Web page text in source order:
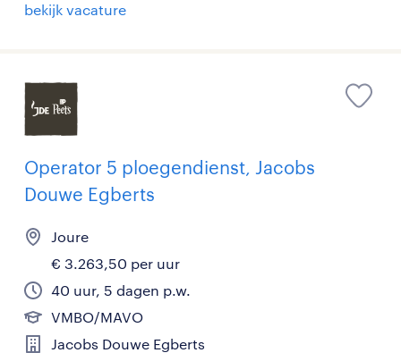
bekijk vacature
Operator 5 ploegendienst, Jacobs
Douwe Egberts
Joure
€ 3.263,50 per uur
40 uur, 5 dagen p.w.
VMBO/MAVO
Jacobs Douwe Egberts